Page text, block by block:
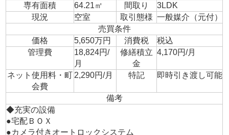
専有面積
64.21㎡ 間取り
3LDK
現況
空室 取引態様 一般媒介（元付）
売買条件
価格
5,650万円 消費税
税込
管理費
18,824円/
月
修繕積立
金
4,170円/月
ネット使用料・町
会費
2,290円/月 特記 即時引き渡し可能
備考
◆充実の設備
●宅配ＢＯＸ
●カメラ付きオートロックシステム